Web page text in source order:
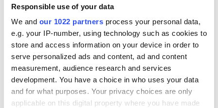
Responsible use of your data
We and our 1022 partners process your personal data,
e.g. your IP-number, using technology such as cookies to
store and access information on your device in order to
serve personalized ads and content, ad and content
measurement, audience research and services
development. You have a choice in who uses your data
and for what purposes. Your privacy choices are only
applicable on this digital property where you have made
Түстен кейін
Кеш
Түн
Рейтинг
Жақсы
Diaverum Sri Petaling
Kuala Lumpur, Malaysia
6.81 км қала орталығынан
1 пікір
ем үшін
HD диализ €97
HDF диализ €140
Брондау